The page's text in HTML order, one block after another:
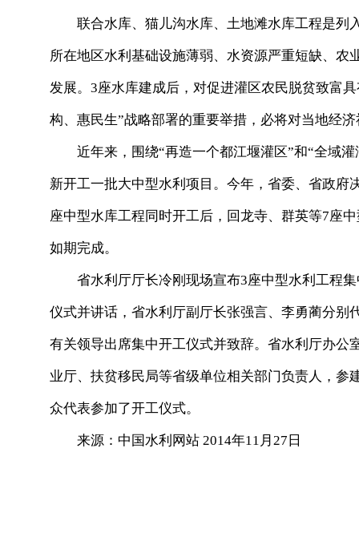
联合水库、猫儿沟水库、土地滩水库工程是列
所在地区水利基础设施薄弱、水资源严重短缺、
发展。3座水库建成后，对促进灌区农民脱贫致富
构、惠民生”战略部署的重要举措，必将对当地经
近年来，围绕“再造一个都江堰灌区”和“全域灌
新开工一批大中型水利项目。今年，省委、省政府
座中型水库工程同时开工后，回龙寺、群英等7座
如期完成。
省水利厅厅长冷刚现场宣布3座中型水利工程集
仪式并讲话，省水利厅副厅长张强言、李勇蔺分
有关领导出席集中开工仪式并致辞。省水利厅办
业厅、扶贫移民局等省级单位相关部门负责人，
众代表参加了开工仪式。
来源：中国水利网站 2014年11月27日